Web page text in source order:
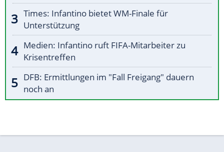
Times: Infantino bietet WM-Finale für
Unterstützung
Medien: Infantino ruft FIFA-Mitarbeiter zu
Krisentreffen
DFB: Ermittlungen im "Fall Freigang" dauern
noch an